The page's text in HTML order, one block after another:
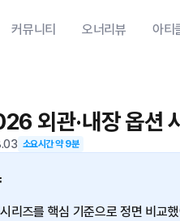
커뮤니티 오너리뷰 아티
외관·내장 옵션
소요시간 약9분
리즈를 핵심 기준으로 정면 비교